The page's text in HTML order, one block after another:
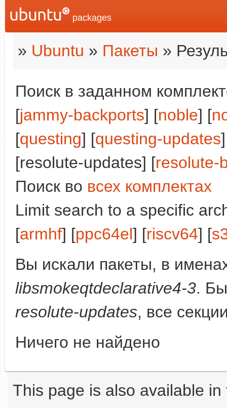
packages
» Ubuntu » Пакеты »
Поиск в заданном
[jammy-backports] [noble] [
[questing] [questing-updates
[resolute-updates] [resolute-
Поиск во всех комплектах
Limit search to a specific
[armhf] [ppc64el] [riscv64] [
Вы искали пакеты, в
libsmokeqtdeclarative4-3.
resolute-updates, все
Ничего не найдено
This page is also available